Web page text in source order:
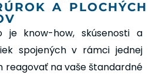
A PLOCHÝCH
je know-how, skúsenosti a
spojených v rámci jednej
reagovať na vaše štandardné